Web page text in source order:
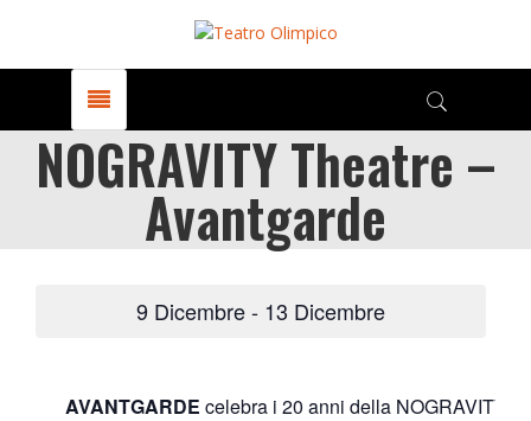
NOGRAVITY Theatre –
Avantgarde
9 Dicembre- 13 Dicembre
AVANTGARDE celebra i 20 anni della NOGRAVITY